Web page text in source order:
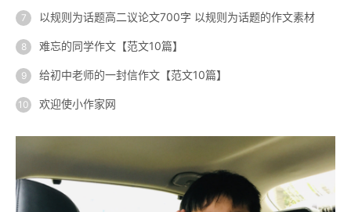
以规则为话题高二议论文700字 以规则为话题的作文素材
难忘的同学作文【范文10篇】
给初中老师的一封信作文【范文10篇】
欢迎使小作家网